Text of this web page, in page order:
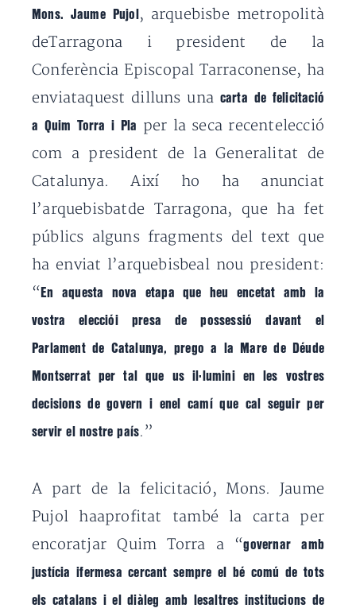
Mons. Jaume Pujol , arquebisbe metropolità
deTarragona i president de la
Conferència Episcopal Tarraconense, ha
enviataquest dilluns una carta de felicitació
a Quim Torra i Pla
per la seca recentelecció
com a president de la Generalitat de
Catalunya. Així ho ha anunciat
l’arquebisbatde Tarragona, que ha fet
públics alguns fragments del text que
ha enviat l’arquebisbeal nou president:
“En aquesta nova etapa que heu encetat amb la
vostra elecciói presa de possessió davant el
Parlament de Catalunya, prego a la Mare de Déude
Montserrat per tal que us il·lumini en les vostres
decisions de govern i enel camí que cal seguir per
servir el nostre país.”
A part de la felicitació, Mons. Jaume
Pujol haaprofitat també la carta per
encoratjar Quim Torra a “governar amb
justícia ifermesa cercant sempre el bé comú de tots
els catalans i el diàleg amb lesaltres institucions de